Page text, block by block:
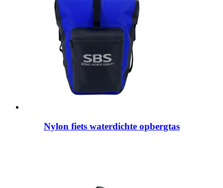
Nylon fiets waterdichte opbergtas